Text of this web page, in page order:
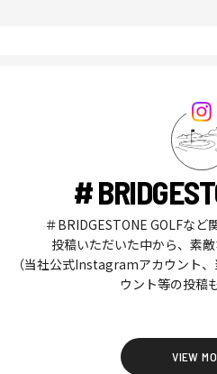
#
＃BRIDGESTONE GOLFなど
投稿いただいた中から、素敵
（当社公式Instagramアカウント
ウント等の投稿
VIEW